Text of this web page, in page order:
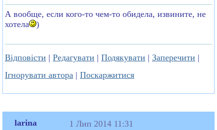
А вообще, если кого-то чем-то обидела, извините, не
хотела
)
Відповісти | Редагувати | Подякувати | Заперечити |
Ігнорувати автора | Поскаржитися
larina
1 Лип 2014 11:31